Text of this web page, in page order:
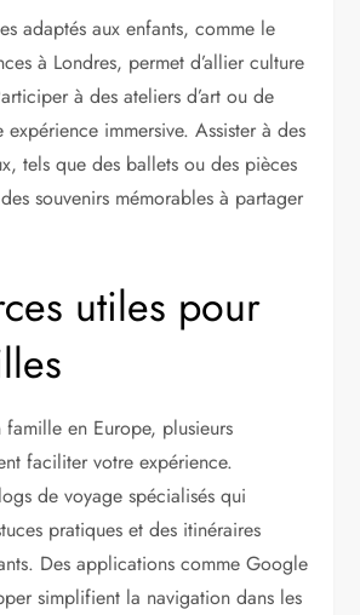
adaptés aux enfants, comme le
à Londres, permet d’allier culture
à des ateliers d’art ou de
immersive. Assister à des
tels que des ballets ou des pièces
souvenirs mémorables à partager
utiles pour
famille en Europe, plusieurs
faciliter votre expérience.
de voyage spécialisés qui
pratiques et des itinéraires
Des applications comme Google
simplifient la navigation dans les